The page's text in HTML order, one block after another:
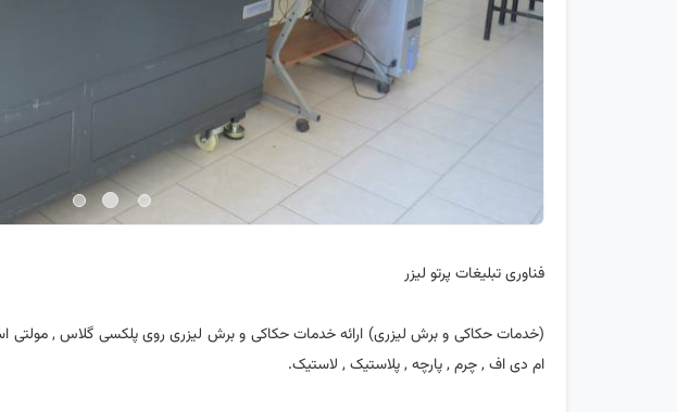
فناوری تبلیغات پرتو لیزر
(خدمات حکاکی و برش لیزری) ارائه خدمات حکاکی و برش لیزری روی پلکسی گلاس , مولتی
ام دی اف , چرم , پارچه , پلاستیک , لاستیک.